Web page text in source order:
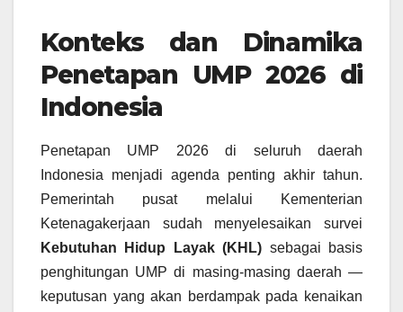
Konteks dan Dinamika
Penetapan UMP 2026 di
Indonesia
Penetapan UMP 2026 di seluruh daerah
Indonesia menjadi agenda penting akhir tahun.
Pemerintah pusat melalui Kementerian
Ketenagakerjaan sudah menyelesaikan survei
Kebutuhan Hidup Layak (KHL) sebagai basis
penghitungan UMP di masing‑masing daerah —
keputusan yang akan berdampak pada kenaikan